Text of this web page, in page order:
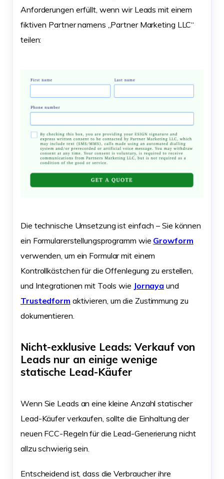
Anforderungen erfüllt, wenn wir Leads mit einem
fiktiven Partner namens „Partner Marketing LLC“
teilen:
Die technische Umsetzung ist einfach – Sie können
ein Formularerstellungsprogramm wie Growform
verwenden, um ein Formular mit einem
Kontrollkästchen für die Offenlegung zu erstellen,
und Integrationen mit Tools wie Jornaya und
Trustedform aktivieren, um die Zustimmung zu
dokumentieren.
Nicht-exklusive Leads: Verkauf von
Leads nur an einige wenige
statische Lead-Käufer
Wenn Sie Leads an eine kleine Anzahl statischer
Lead-Käufer verkaufen, sollte die Einhaltung der
neuen FCC-Regeln für die Lead-Generierung nicht
allzu schwierig sein.
Entscheidend ist, dass die Verbraucher ihre